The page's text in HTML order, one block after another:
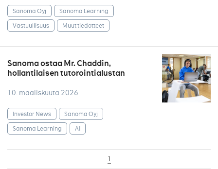
Sanoma Oyj
Sanoma Learning
Vastuullisuus
Muut tiedotteet
Sanoma ostaa Mr. Chaddin,
hollantilaisen tutorointialustan
10. maaliskuuta 2026
Investor News
Sanoma Oyj
Sanoma Learning
AI
1